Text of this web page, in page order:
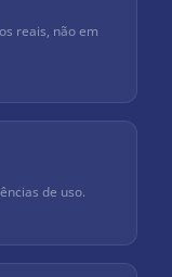
reais, não em
de uso.